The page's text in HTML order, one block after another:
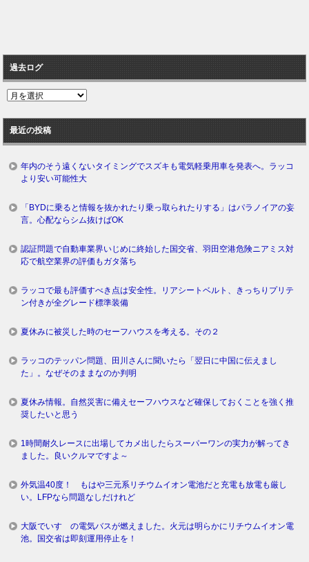
過去ログ
過
ロ
グ
最近の投稿
年内のそう遠くないタイミングでスズキも電気軽乗用車を発表へ。ラッコ
より安い可能性大
「BYDに乗ると情報を抜かれたり乗っ取られたりする」はパラノイアの妄
言。心配ならシム抜けばOK
認証問題で自動車業界いじめに終始した国交省、羽田空港危険ニアミス対
応で航空業界の評価もガタ落ち
ラッコで最も評価すべき点は安全性。リアシートベルト、きっちりプリテ
ン付きが全グレード標準装備
夏休みに被災した時のセーフハウスを考える。その２
ラッコのテッパン問題、田川さんに聞いたら「翌日に中国に伝えまし
た」。なぜそのままなのか判明
夏休み情報。自然災害に備えセーフハウスなど確保しておくことを強く推
奨したいと思う
1時間耐久レースに出場してカメ出したらスーパーワンの実力が解ってき
ました。良いクルマですよ～
外気温40度！ もはや三元系リチウムイオン電池だと充電も放電も厳し
い。LFPなら問題なしだけれど
大阪でいすゞの電気バスが燃えました。火元は明らかにリチウムイオン電
池。国交省は即刻運用停止を！